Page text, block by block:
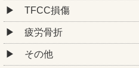
TFCC損傷
疲労骨折
その他